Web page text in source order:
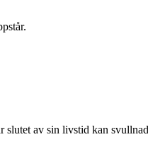
slutet av sin livstid kan